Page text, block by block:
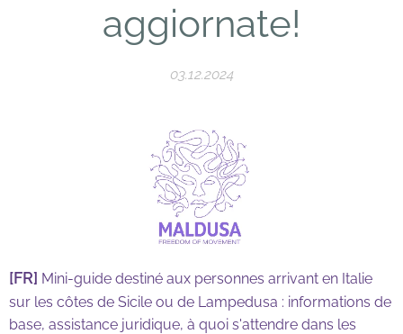
aggiornate!
03.12.2024
[FR] Mini-guide destiné aux personnes arrivant en Italie
sur les côtes de Sicile ou de Lampedusa : informations de
base, assistance juridique, à quoi s'attendre dans les